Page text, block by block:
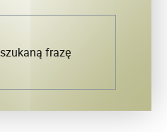
frazę